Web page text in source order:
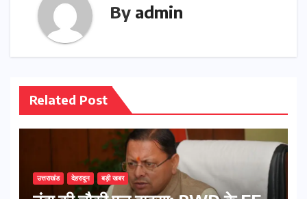
By admin
Related Post
उत्तराखंड देहरादून बड़ी खबर